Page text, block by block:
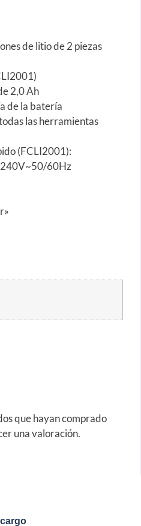
de litio de 2 piezas
2,0 Ah
de la batería
las herramientas
(FCLI2001):
60Hz
que hayan comprado
una valoración.